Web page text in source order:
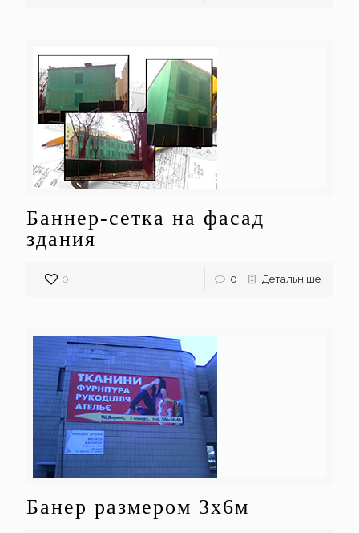
Баннер-сетка на фасад
здания
0 0 Детальніше
Банер размером 3х6м